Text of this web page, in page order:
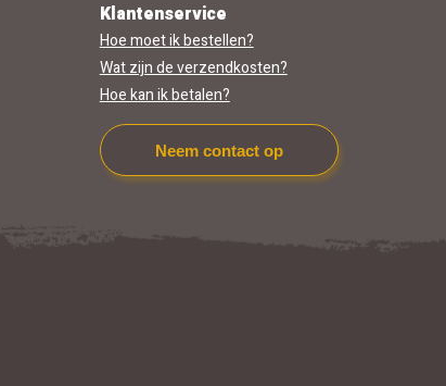
Klantenservice
Hoe moet ik bestellen?
Wat zijn de verzendkosten?
Hoe kan ik betalen?
Neem contact op